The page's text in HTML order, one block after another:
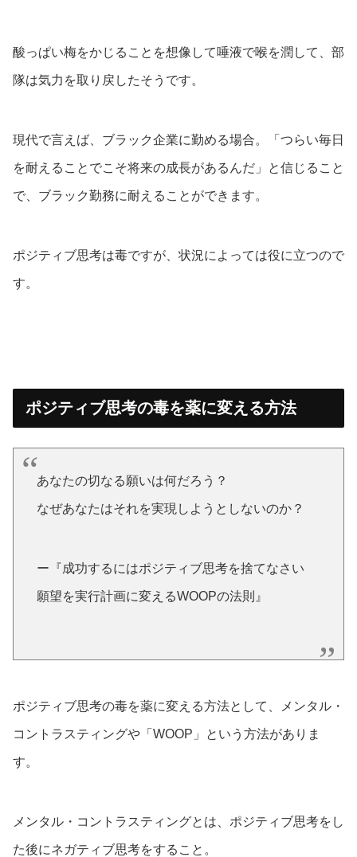
酸っぱい梅をかじることを想像して唾液で喉を潤して、部
隊は気力を取り戻したそうです。
現代で言えば、ブラック企業に勤める場合。「つらい毎日
を耐えることでこそ将来の成長があるんだ」と信じること
で、ブラック勤務に耐えることができます。
ポジティブ思考は毒ですが、状況によっては役に立つので
す。
ポジティブ思考の毒を薬に変える方法
あなたの切なる願いは何だろう？
なぜあなたはそれを実現しようとしないのか？
ー『成功するにはポジティブ思考を捨てなさい
願望を実行計画に変えるWOOPの法則』
ポジティブ思考の毒を薬に変える方法として、メンタル・
コントラスティングや「WOOP」という方法がありま
す。
メンタル・コントラスティングとは、ポジティブ思考をし
た後にネガティブ思考をすること。